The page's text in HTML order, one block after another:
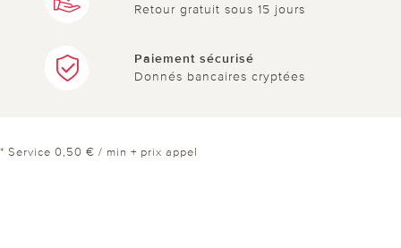
Retour gratuit sous 15 jours
Paiement sécurisé
Donnés bancaires cryptées
* Service 0,50 € / min + prix appel